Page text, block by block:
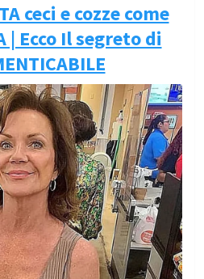
ceci e cozze come
| Ecco Il segreto di